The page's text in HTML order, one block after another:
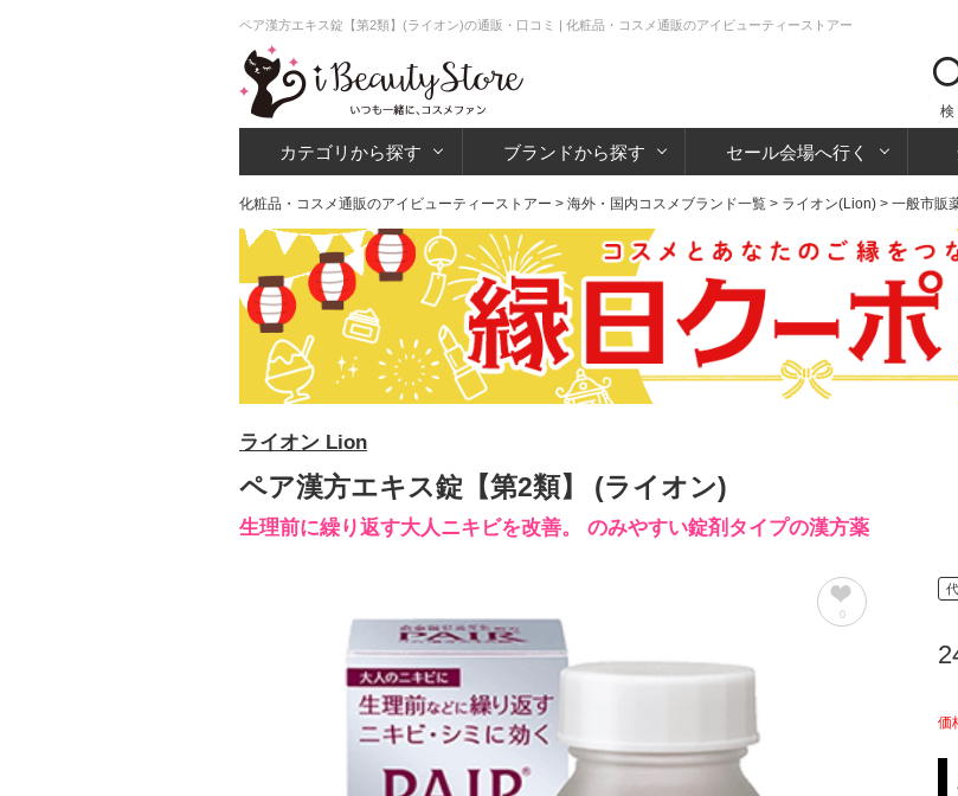
ペア漢方エキス錠【第2類】(ライオン)の通販・口コミ | 化粧品・コスメ通販のアイビューティーストアー
検
カテゴリから探す ブランドから探す セール会場へ行く
化粧品・コスメ通販のアイビューティーストアー > 海外・国内コスメブランド一覧 > ライオン(Lion) > 一般市販
ライオン Lion
ペア漢方エキス錠【第2類】 (ライオン)
生理前に繰り返す大人ニキビを改善。 のみやすい錠剤タイプの漢方薬
0
価